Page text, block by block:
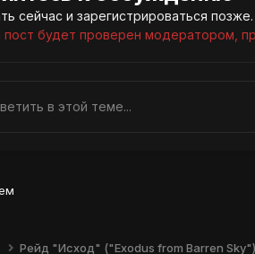
сейчас и зарегистрироваться позже.
пост будет проверен модератором,
в этой теме...
Рейд "Исход" ("Exodus from Barren Sky")